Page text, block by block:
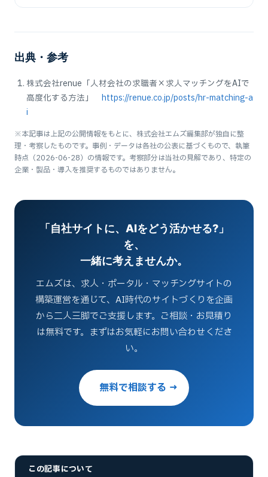
出典・参考
株式会社renue「人材会社の求職者×求人マッチングをAIで
高度化する方法」 https://renue.co.jp/posts/hr-matching-a
i
※本記事は上記の公開情報をもとに、株式会社エムズ編集部が独自に整
理・考察したものです。事例・データは各社の公表に基づくもので、執筆
時点（2026-06-28）の情報です。考察部分は当社の見解であり、特定の
企業・製品・導入を推奨するものではありません。
「自社サイトに、AIをどう活かせる?」
を、
一緒に考えませんか。
エムズは、求人・ポータル・マッチングサイトの
構築運営を通じて、AI時代のサイトづくりを企画
から二人三脚でご支援します。ご相談・お見積り
は無料です。まずはお気軽にお問い合わせくださ
い。
無料で相談する →
この記事について